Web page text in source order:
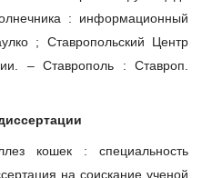
: информационный
; Ставропольский Центр
– Ставрополь : Ставроп.
кошек : специальность
на соискание ученой